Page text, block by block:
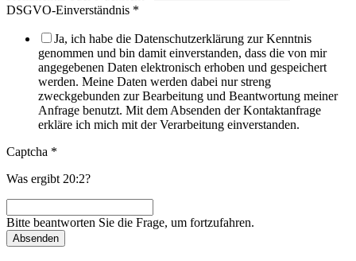
DSGVO-Einverständnis *
Ja, ich habe die Datenschutzerklärung zur Kenntnis
genommen und bin damit einverstanden, dass die von mir
angegebenen Daten elektronisch erhoben und gespeichert
werden. Meine Daten werden dabei nur streng
zweckgebunden zur Bearbeitung und Beantwortung meiner
Anfrage benutzt. Mit dem Absenden der Kontaktanfrage
erkläre ich mich mit der Verarbeitung einverstanden.
Captcha *
Was ergibt 20:2?
Bitte beantworten Sie die Frage, um fortzufahren.
Absenden